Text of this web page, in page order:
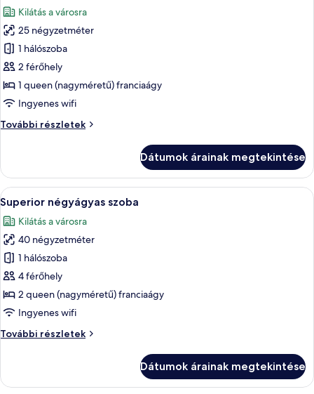
szoba
összes
képének
megtekintése:
Standard
szoba
kétszemélyes
ággyal
Kilátás a városra
25 négyzetméter
1 hálószoba
2 férőhely
1 queen (nagyméretű) franciaágy
Ingyenes wifi
További részletek
Standard
további
részletei
Dátumok árainak megtekintése
A
következő
szoba
összes
képének
megtekintése:
Superior
négyágyas
szoba
Egy kétágyas szoba, egy kanapé,
5
Superior négyágyas szoba
Kilátás a városra
40 négyzetméter
1 hálószoba
4 férőhely
2 queen (nagyméretű) franciaágy
Ingyenes wifi
További részletek
Superior
részletei
Dátumok árainak megtekintése